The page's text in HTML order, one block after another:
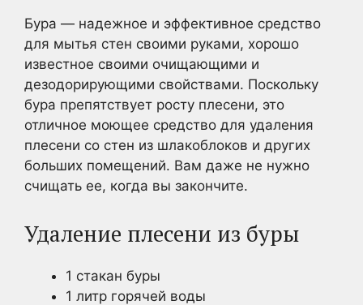
Бура — надежное и эффективное средство
для мытья стен своими руками, хорошо
известное своими очищающими и
дезодорирующими свойствами. Поскольку
бура препятствует росту плесени, это
отличное моющее средство для удаления
плесени со стен из шлакоблоков и других
больших помещений. Вам даже не нужно
счищать ее, когда вы закончите.
Удаление плесени из буры
1 стакан буры
1 литр горячей воды